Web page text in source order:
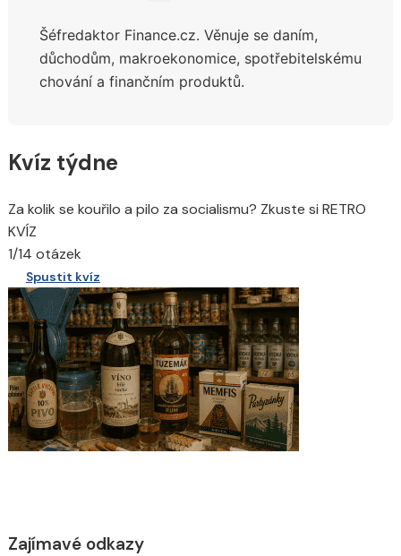
síti
X
Šéfredaktor Finance.cz. Věnuje se daním,
důchodům, makroekonomice, spotřebitelskému
chování a finančním produktů.
Kvíz týdne
Za kolik se kouřilo a pilo za socialismu? Zkuste si RETRO
KVÍZ
1/14 otázek
Spustit kvíz
Zajímavé odkazy